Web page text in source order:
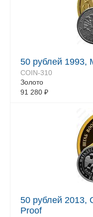
50 рублей 1993,
COIN-310
Золото
91 280 ₽
50 рублей
Proof